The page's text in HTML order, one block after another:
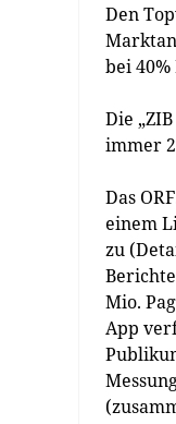
Den
bei
Die
immer
Das
einem
zu
Mio.
App